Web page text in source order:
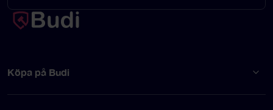
Köpa på Budi